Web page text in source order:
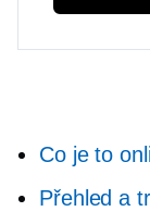
Co je to
Přehled a